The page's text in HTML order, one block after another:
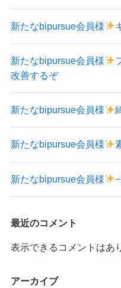
新たなbipursue会員様
新たなbipursue会員様
改善するぞ
新たなbipursue会員様
新たなbipursue会員様
新たなbipursue会員様
最近のコメント
表示できるコメントはあ
アーカイブ